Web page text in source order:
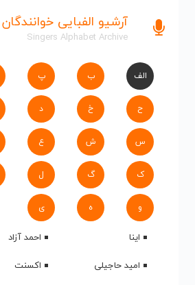
آرشیو الفبایی خوانندگان
Singers Alphabet Archive
الف ب پ
ح خ د
س ش ع
ک گ ل
و ه ی
اینا
احمد آزاد
امید حاجیلی
اکسنت